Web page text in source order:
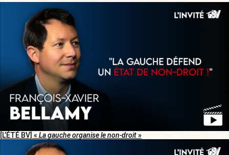
[L’ÉTÉ BV] « La gauche organise le non-droit»